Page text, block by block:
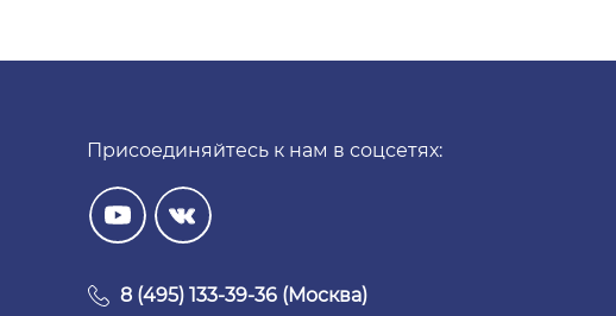
Присоединяйтесь к нам в соцсетях:
8 (495) 133-39-36 (Москва)